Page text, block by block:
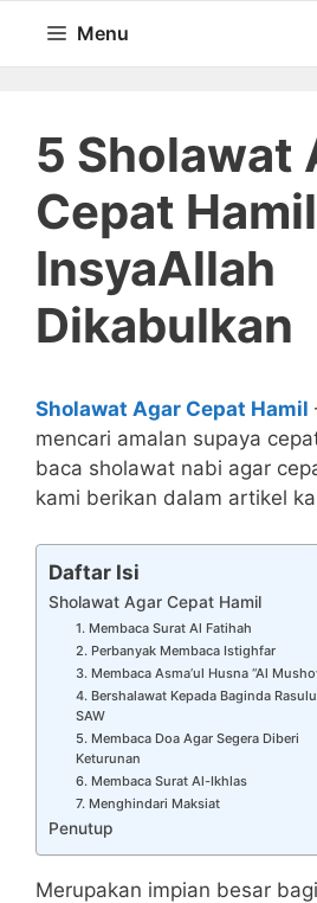
isi
Menu
5 Sholawat
Cepat
InsyaAllah
Dikabulkan
Sholawat Agar Cepat Hamil
mencari amalan supaya
baca sholawat nabi agar
kami berikan dalam artikel
Daftar Isi
Sholawat Agar Cepat Hamil
1. Membaca Surat Al Fatihah
2. Perbanyak Membaca Istighfar
3. Membaca Asma’ul Husna “Al
4. Bershalawat Kepada Baginda
SAW
5. Membaca Doa Agar Segera Diberi
Keturunan
6. Membaca Surat Al-Ikhlas
7. Menghindari Maksiat
Penutup
Merupakan impian besar